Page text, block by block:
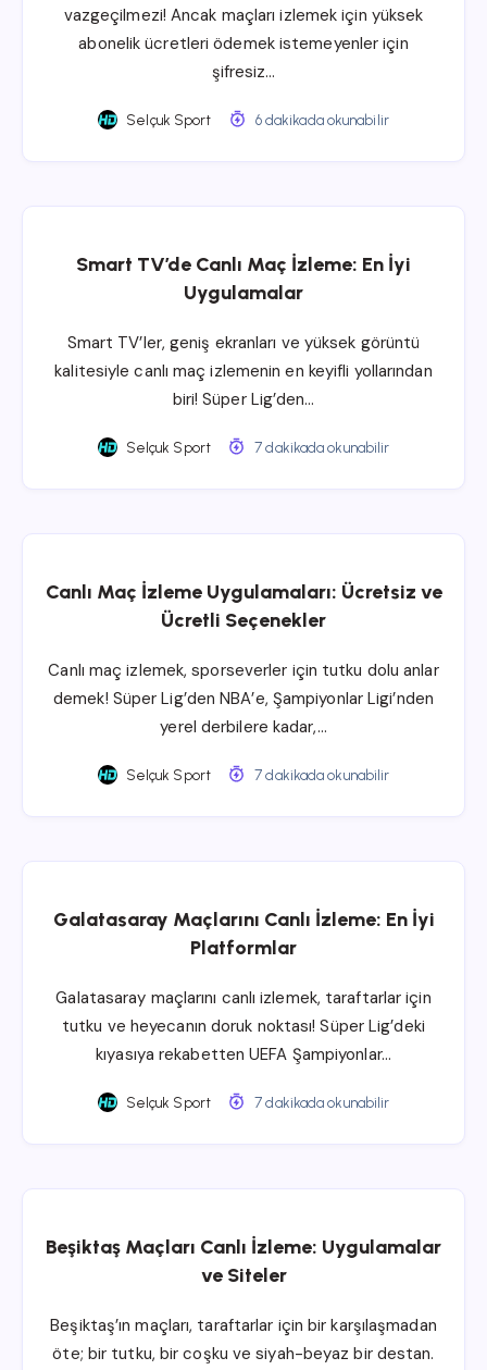
vazgeçilmezi! Ancak maçları izlemek için yüksek
abonelik ücretleri ödemek istemeyenler için
şifresiz…
Selçuk Sport 6 dakikada okunabilir
Smart TV’de Canlı Maç İzleme: En İyi
Uygulamalar
Smart TV’ler, geniş ekranları ve yüksek görüntü
kalitesiyle canlı maç izlemenin en keyifli yollarından
biri! Süper Lig’den…
Selçuk Sport 7 dakikada okunabilir
Canlı Maç İzleme Uygulamaları: Ücretsiz ve
Ücretli Seçenekler
Canlı maç izlemek, sporseverler için tutku dolu anlar
demek! Süper Lig’den NBA’e, Şampiyonlar Ligi’nden
yerel derbilere kadar,…
Selçuk Sport 7 dakikada okunabilir
Galatasaray Maçlarını Canlı İzleme: En İyi
Platformlar
Galatasaray maçlarını canlı izlemek, taraftarlar için
tutku ve heyecanın doruk noktası! Süper Lig’deki
kıyasıya rekabetten UEFA Şampiyonlar…
Selçuk Sport 7 dakikada okunabilir
Beşiktaş Maçları Canlı İzleme: Uygulamalar
ve Siteler
Beşiktaş’ın maçları, taraftarlar için bir karşılaşmadan
öte; bir tutku, bir coşku ve siyah-beyaz bir destan.